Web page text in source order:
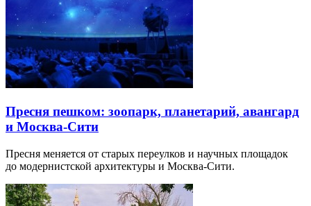
Пресня пешком: зоопарк, планетарий, авангард
и Москва-Сити
Пресня меняется от старых переулков и научных площадок
до модернистской архитектуры и Москва-Сити.